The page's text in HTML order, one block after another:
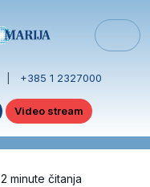
+385 1 2327000
Video stream
2 minute čitanja